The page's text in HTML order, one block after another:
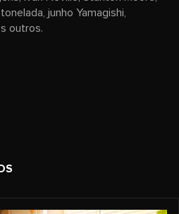
junho Yamagishi,
outros.